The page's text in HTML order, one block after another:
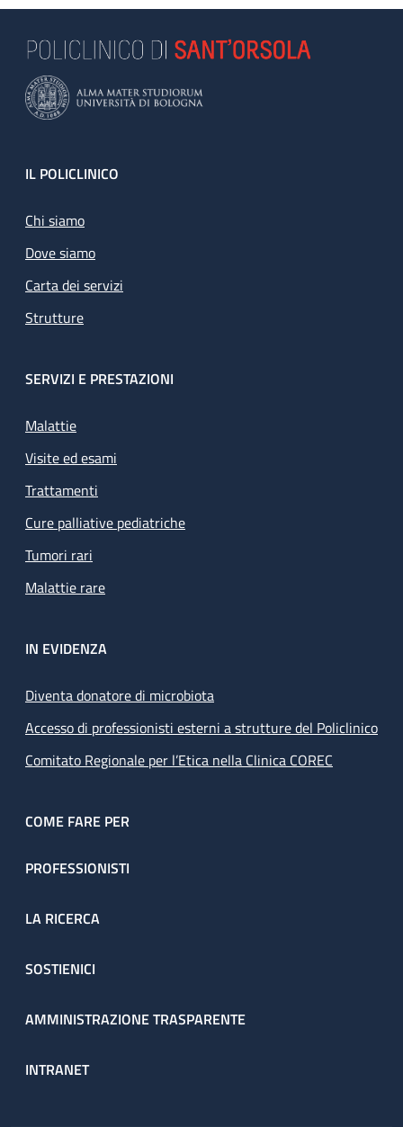
Footer
IL POLICLINICO
Chi siamo
Dove siamo
Carta dei servizi
Strutture
SERVIZI E PRESTAZIONI
Malattie
Visite ed esami
Trattamenti
Cure palliative pediatriche
Tumori rari
Malattie rare
IN EVIDENZA
Diventa donatore di microbiota
Accesso di professionisti esterni a strutture del Policlinico
Comitato Regionale per l’Etica nella Clinica COREC
COME FARE PER
PROFESSIONISTI
LA RICERCA
SOSTIENICI
AMMINISTRAZIONE TRASPARENTE
INTRANET